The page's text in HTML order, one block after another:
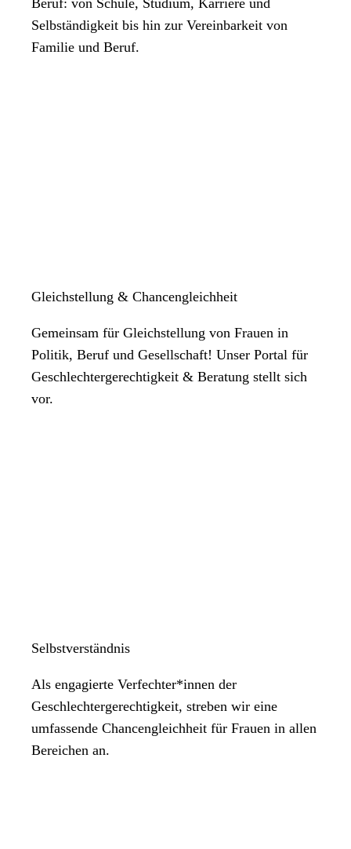
Beruf: von Schule, Studium, Karriere und
Selbständigkeit bis hin zur Vereinbarkeit von
Familie und Beruf.
Gleichstellung & Chancengleichheit
Gemeinsam für Gleichstellung von Frauen in
Politik, Beruf und Gesellschaft! Unser Portal für
Geschlechtergerechtigkeit & Beratung stellt sich
vor.
Selbstverständnis
Als engagierte Verfechter*innen der
Geschlechtergerechtigkeit, streben wir eine
umfassende Chancengleichheit für Frauen in allen
Bereichen an.